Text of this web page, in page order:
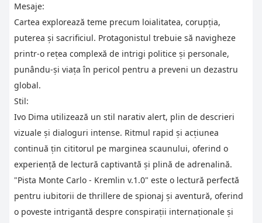
Mesaje:
Cartea explorează teme precum loialitatea, corupția,
puterea și sacrificiul. Protagonistul trebuie să navigheze
printr-o rețea complexă de intrigi politice și personale,
punându-și viața în pericol pentru a preveni un dezastru
global.
Stil:
Ivo Dima utilizează un stil narativ alert, plin de descrieri
vizuale și dialoguri intense. Ritmul rapid și acțiunea
continuă țin cititorul pe marginea scaunului, oferind o
experiență de lectură captivantă și plină de adrenalină.
"Pista Monte Carlo - Kremlin v.1.0" este o lectură perfectă
pentru iubitorii de thrillere de spionaj și aventură, oferind
o poveste intrigantă despre conspirații internaționale și